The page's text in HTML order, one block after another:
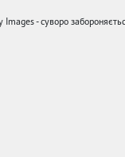
Images - суворо